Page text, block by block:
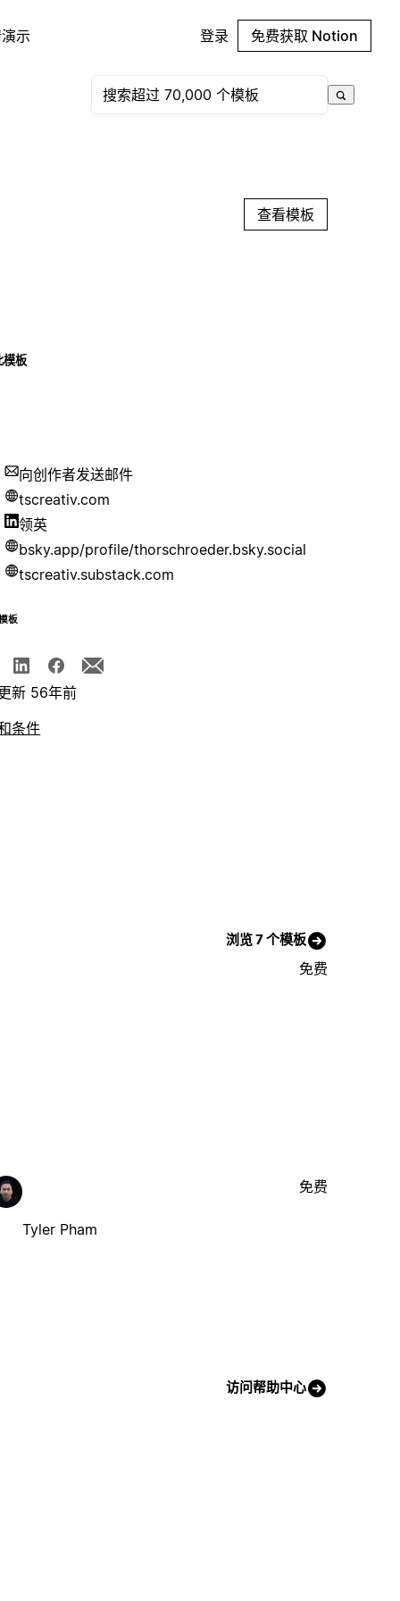
示 登录 免费获取 Notion
查看模板
模板
向创作者发送邮件
tscreativ.com
领英
bsky.app/profile/thorschroeder.bsky.social
tscreativ.substack.com
板
新 56年前
条件
浏览 7 个模板
免费
Tyler Pham
免费
访问帮助中心